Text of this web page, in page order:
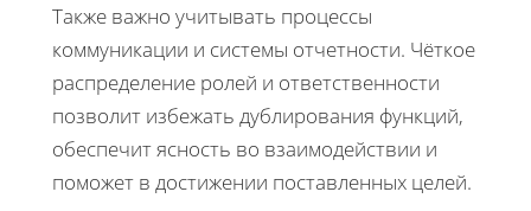
Также важно учитывать процессы
коммуникации и системы отчетности. Чёткое
распределение ролей и ответственности
позволит избежать дублирования функций,
обеспечит ясность во взаимодействии и
поможет в достижении поставленных целей.